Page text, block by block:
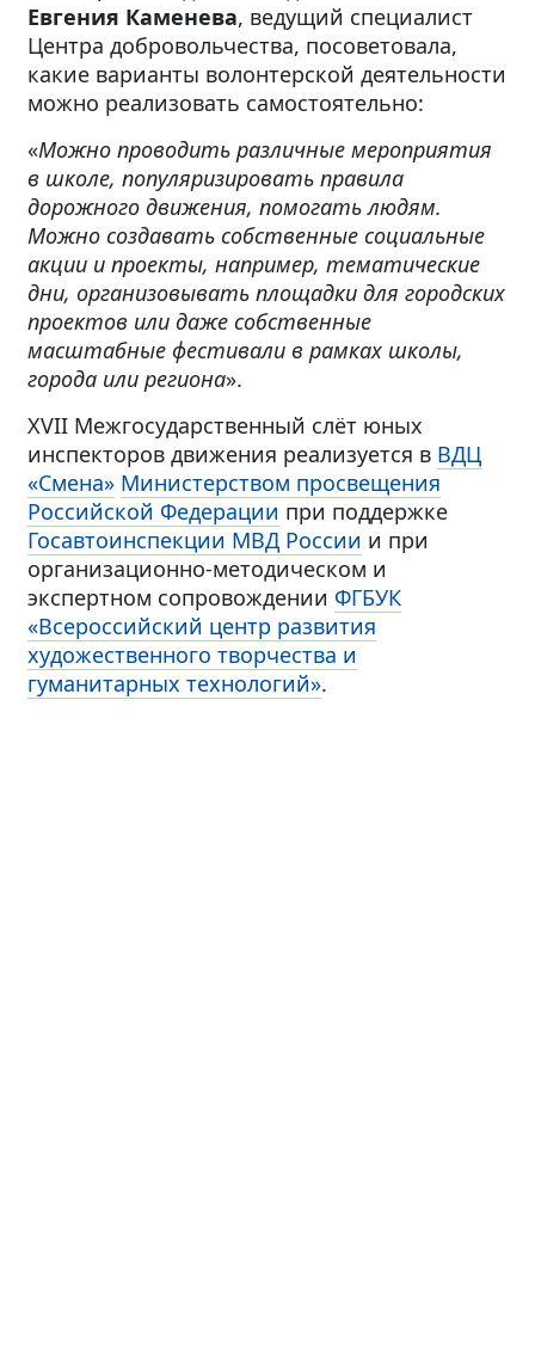
Евгения Каменева, ведущий специалист
Центра добровольчества, посоветовала,
какие варианты волонтерской деятельности
можно реализовать самостоятельно:
«Можно проводить различные мероприятия
в школе, популяризировать правила
дорожного движения, помогать людям.
Можно создавать собственные социальные
акции и проекты, например, тематические
дни, организовывать площадки для городских
проектов или даже собственные
масштабные фестивали в рамках школы,
города или региона».
XVII Межгосударственный слёт юных
инспекторов движения реализуется в ВДЦ
«Смена» Министерством просвещения
Российской Федерации при поддержке
Госавтоинспекции МВД России и при
организационно-методическом и
экспертном сопровождении ФГБУК
«Всероссийский центр развития
художественного творчества и
гуманитарных технологий».